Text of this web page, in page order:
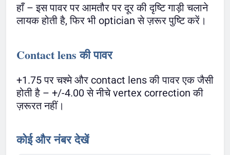
हाँ – इस पावर पर आमतौर पर दूर की दृष्टि गाड़ी चलाने
लायक होती है, फिर भी optician से ज़रूर पुष्टि करें।
Contact lens की पावर
+1.75 पर चश्मे और contact lens की पावर एक जैसी
होती है – +/-4.00 से नीचे vertex correction की
ज़रूरत नहीं।
कोई और नंबर देखें